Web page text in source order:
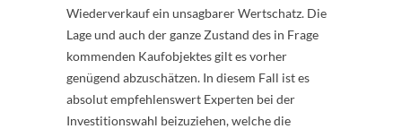
Wiederverkauf ein unsagbarer Wertschatz. Die
Lage und auch der ganze Zustand des in Frage
kommenden Kaufobjektes gilt es vorher
genügend abzuschätzen. In diesem Fall ist es
absolut empfehlenswert Experten bei der
Investitionswahl beizuziehen, welche die